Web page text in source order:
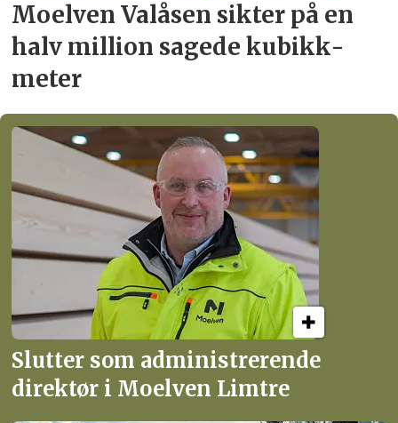
Moelven Valåsen sikter på en
halv million sagede kubikk­
meter
Slutter som administrerende
direktør i Moelven Limtre